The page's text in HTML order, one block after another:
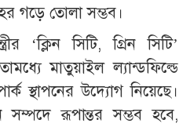
গড়ে তোলা সম্ভব।
‘ক্লিন সিটি, গ্রিন সিটি’
মাতুয়াইল ল্যান্ডফিল্ডে
স্থাপনের উদ্যোগ নিয়েছে।
রূপান্তর সম্ভব হবে,